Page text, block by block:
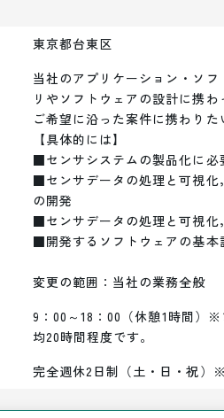
東京都台東区
当社のアプリケーション・ソ
リやソフトウェアの設計に携わ
ご希望に沿った案件に携わり
【具体的には】
■センサシステムの製品化に必
■センサデータの処理と可視化
の開発
■センサデータの処理と可視化
■開発するソフトウェアの基本
変更の範囲：当社の業務全般
9：00～18：00（休憩1時間）
均20時間程度です。
完全週休2日制（土・日・祝）